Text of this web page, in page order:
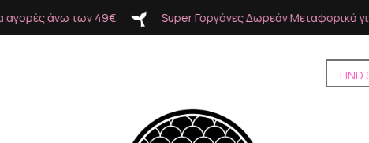
Super Γοργόνες Δωρεάν Μεταφορικά για αγορές άνω των 49€